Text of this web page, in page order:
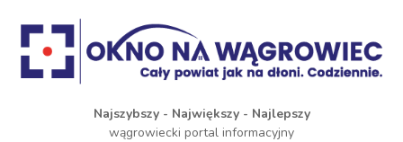
Najszybszy - Największy - Najlepszy
wągrowiecki portal informacyjny